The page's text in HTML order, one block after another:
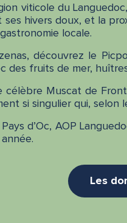
viticole du
hivers doux, et la
locale.
découvrez le
des fruits de mer,
célèbre Muscat de
si singulier qui, selon
d’Oc, AOP
Les